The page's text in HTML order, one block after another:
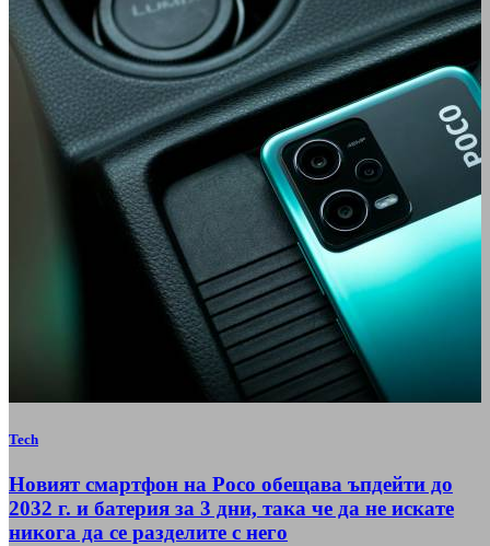
Tech
Новият смартфон на Poco обещава ъпдейти до
2032 г. и батерия за 3 дни, така че да не искате
никога да се разделите с него